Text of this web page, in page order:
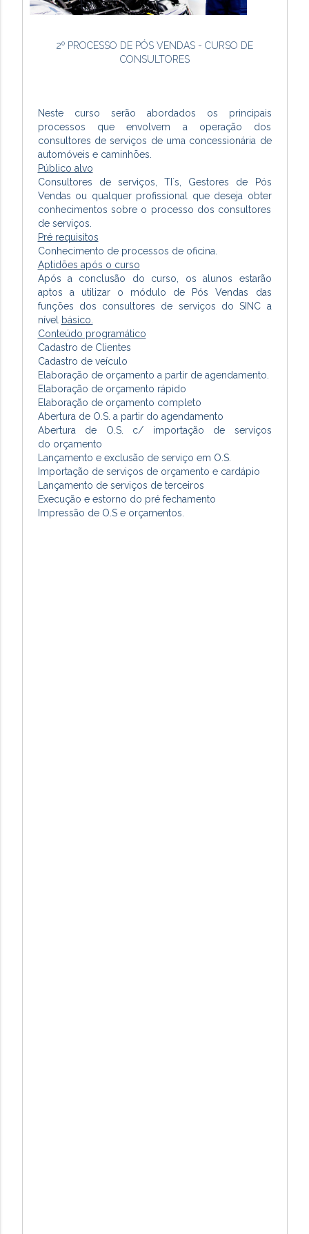
2º PROCESSO DE PÓS VENDAS - CURSO DE
CONSULTORES
Neste curso serão abordados os principais
processos que envolvem a operação dos
consultores de serviços de uma concessionária de
automóveis e caminhões.
Público alvo
Consultores de serviços, TI´s, Gestores de Pós
Vendas ou qualquer profissional que deseja obter
conhecimentos sobre o processo dos consultores
de serviços.
Pré requisitos
Conhecimento de processos de oficina.
Aptidões após o curso
Após a conclusão do curso, os alunos estarão
aptos a utilizar o módulo de Pós Vendas das
funções dos consultores de serviços do SINC a
nível
básico.
Conteúdo programático
Cadastro de Clientes
Cadastro de veículo
Elaboração de orçamento a partir de agendamento.
Elaboração de orçamento rápido
Elaboração de orçamento completo
Abertura de O.S. a partir do agendamento
Abertura de O.S. c/ importação de serviços
do orçamento
Lançamento e exclusão de serviço em O.S.
Importação de serviços de orçamento e cardápio
Lançamento de serviços de terceiros
Execução e estorno do pré fechamento
Impressão de O.S e orçamentos.